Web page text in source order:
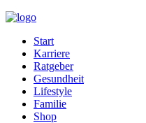
Start
Karriere
Ratgeber
Gesundheit
Lifestyle
Familie
Shop